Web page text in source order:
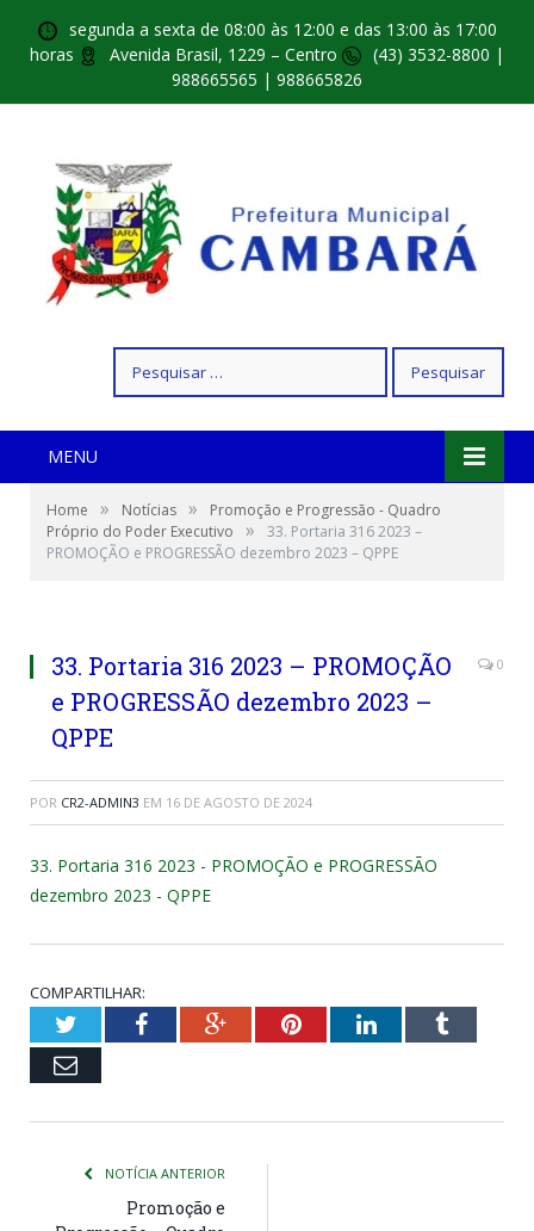
segunda a sexta de 08:00 às 12:00 e das 13:00 às 17:00
horas
Avenida Brasil, 1229 – Centro
(43) 3532-8800 |
988665565 | 988665826
por:
MENU
Home » Notícias »
Promoção e Progressão - Quadro
Próprio do Poder Executivo
»
33. Portaria 316 2023 –
PROMOÇÃO e PROGRESSÃO dezembro 2023 – QPPE
33. Portaria 316 2023 – PROMOÇÃO
e PROGRESSÃO dezembro 2023 –
QPPE
0
POR CR2-ADMIN3 EM 16 DE AGOSTO DE 2024
33. Portaria 316 2023 - PROMOÇÃO e PROGRESSÃO
dezembro 2023 - QPPE
COMPARTILHAR:
TwitterFacebookGoogle+PinterestLinkedInTumblr
Email
NOTÍCIA ANTERIOR
Promoção e